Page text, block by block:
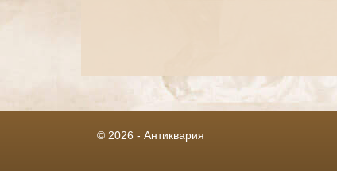
© 2026 - Антиквария